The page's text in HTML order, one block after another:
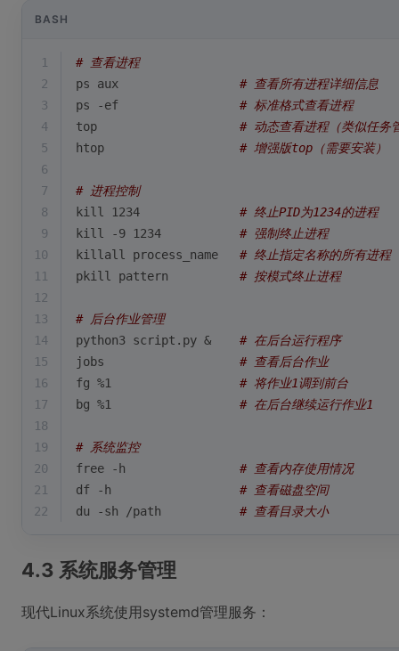
BASH
1
# 查看进程
2
ps aux # 查看所有进程详细信息
3
ps -ef # 标准格式查看进程
4
top # 动态查看进程（类似任务
5
htop # 增强版top（需要安装）
6
7
# 进程控制
8
kill 1234 # 终止PID为1234的进程
9
kill -9 1234 # 强制终止进程
10
killall process_name # 终止指定名称的所有进程
11
pkill pattern # 按模式终止进程
12
13
# 后台作业管理
14
python3 script.py & # 在后台运行程序
15
jobs
# 查看后台作业
16
fg %1 # 将作业1调到前台
17
bg %1 # 在后台继续运行作业1
18
19
# 系统监控
20
free -h # 查看内存使用情况
21
df -h # 查看磁盘空间
22
du -sh /path # 查看目录大小
4.3 系统服务管理
现代Linux系统使用systemd管理服务：